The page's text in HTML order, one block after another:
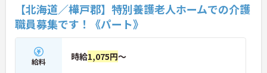
【北海道／樺戸郡】特別養護老人ホームでの介護
職員募集です！《パート》
給料 時給1,075円～